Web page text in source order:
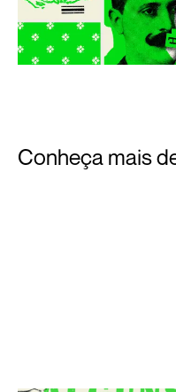
Conheça mais